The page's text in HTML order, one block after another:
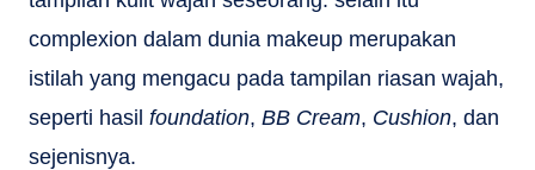
complexion dalam dunia makeup merupakan
istilah yang mengacu pada tampilan riasan wajah,
seperti hasil foundation, BB Cream, Cushion, dan
sejenisnya.